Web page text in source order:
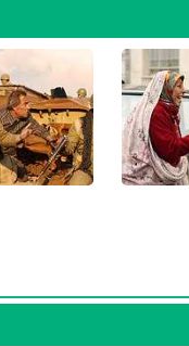
،شیلان رحمانی ،حسین
وسارا خسروآبادی
رنج منتشر شده است،
نزول مقدار زیادی جنس
را می‌گیرند و...»